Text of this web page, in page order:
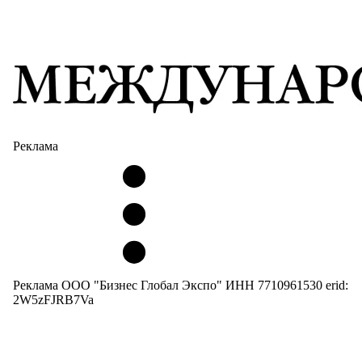
Реклама
Реклама ООО "Бизнес Глобал Экспо" ИНН 7710961530 erid:
2W5zFJRB7Va